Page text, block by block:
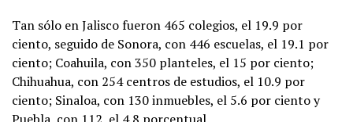
Tan sólo en Jalisco fueron 465 colegios, el 19.9 por
ciento, seguido de Sonora, con 446 escuelas, el 19.1 por
ciento; Coahuila, con 350 planteles, el 15 por ciento;
Chihuahua, con 254 centros de estudios, el 10.9 por
ciento; Sinaloa, con 130 inmuebles, el 5.6 por ciento y